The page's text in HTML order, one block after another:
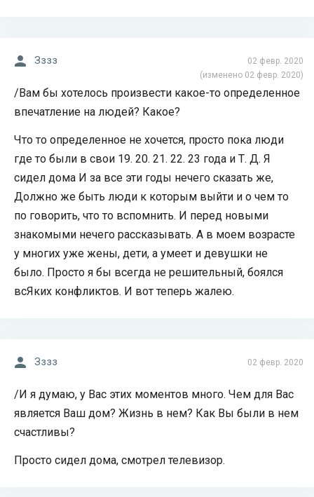
02 февр. 2020
(изменено 02 февр. 2020)
Зззз
/Вам бы хотелось произвести какое-то определенное
впечатление на людей? Какое?
Что то определенное не хочется, просто пока люди
где то были в свои 19. 20. 21. 22. 23 года и Т. Д. Я
сидел дома И за все эти годы нечего сказать же,
Должно же быть люди к которым выйти и о чем то
по говорить, что то вспомнить. И перед новыми
знакомыми нечего рассказывать. А в моем возрасте
у многих уже жены, дети, а умеет и девушки не
было. Просто я бы всегда не решительный, боялся
всЯких конфликтов. И вот теперь жалею.
02 февр. 2020
Зззз
/И я думаю, у Вас этих моментов много. Чем для Вас
является Ваш дом? Жизнь в нем? Как Вы были в нем
счастливы?
Просто сидел дома, смотрел телевизор.